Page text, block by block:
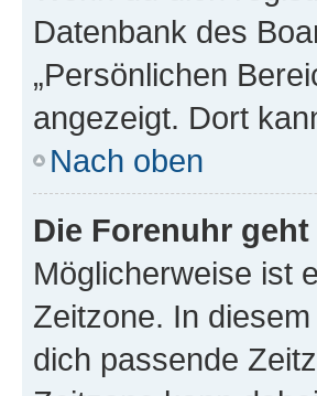
Datenbank des
„Persönlichen
angezeigt. Dort
Nach oben
Die Forenuhr
Möglicherweise ist
Zeitzone. In
dich passende